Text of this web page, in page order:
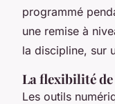
programmé
une remise à
la discipline, sur
La flexibilité
Les outils